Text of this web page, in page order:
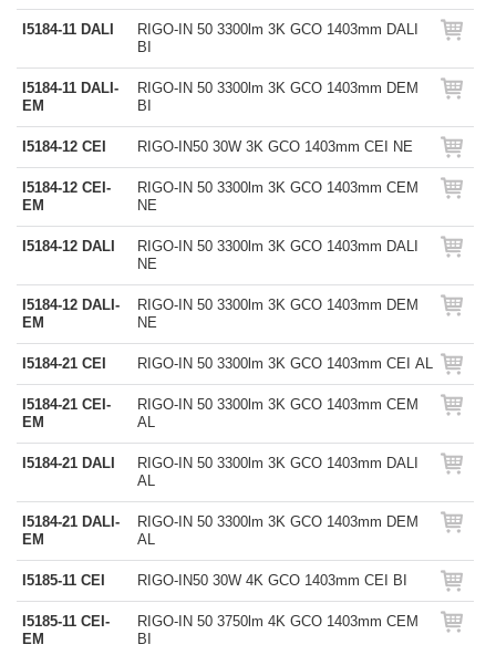
I5184-11 DALI
RIGO-IN 50 3300lm 3K GCO 1403mm DALI
BI
I5184-11 DALI-
EM
RIGO-IN 50 3300lm 3K GCO 1403mm DEM
BI
I5184-12 CEI RIGO-IN50 30W 3K GCO 1403mm CEI NE
I5184-12 CEI-
EM
RIGO-IN 50 3300lm 3K GCO 1403mm CEM
NE
I5184-12 DALI
RIGO-IN 50 3300lm 3K GCO 1403mm DALI
NE
I5184-12 DALI-
EM
RIGO-IN 50 3300lm 3K GCO 1403mm DEM
NE
I5184-21 CEI RIGO-IN 50 3300lm 3K GCO 1403mm CEI AL
I5184-21 CEI-
EM
RIGO-IN 50 3300lm 3K GCO 1403mm CEM
AL
I5184-21 DALI
RIGO-IN 50 3300lm 3K GCO 1403mm DALI
AL
I5184-21 DALI-
EM
RIGO-IN 50 3300lm 3K GCO 1403mm DEM
AL
I5185-11 CEI RIGO-IN50 30W 4K GCO 1403mm CEI BI
I5185-11 CEI-
EM
RIGO-IN 50 3750lm 4K GCO 1403mm CEM
BI